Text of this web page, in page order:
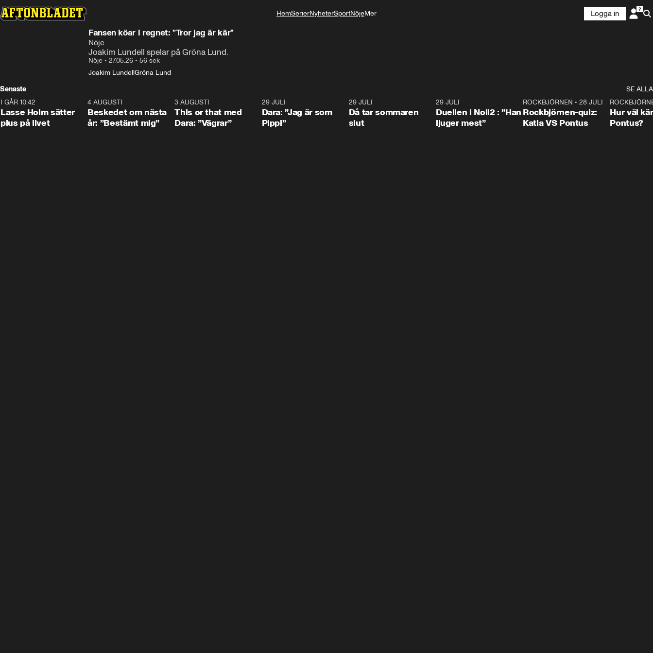
HemSerierNyheterSportNöjeMer
Logga in
Fansen köar i regnet: "Tror jag är kär"
Nöje
Joakim Lundell spelar på Gröna Lund.
Nöje • 27.05.26 • 56 sek
Joakim LundellGröna Lund
Senaste
SE ALLA
1:04
I GÅR 10:42
Lasse Holm sätter
plus på livet
0:24
4 AUGUSTI
Beskedet om nästa
år: ”Bestämt mig”
3 AUGUSTI
This or that med
Dara: ”Vägrar”
29 JULI
Dara: ”Jag är som
Pippi”
29 JULI
Då tar sommaren
slut
29 JULI
Duellen i Noll2 : ”Han
ljuger mest”
0:15
ROCKBJÖRNEN •28 JULI
Rockbjörnen-quiz:
Katia VS Pontus
Hur väl
Pontus?